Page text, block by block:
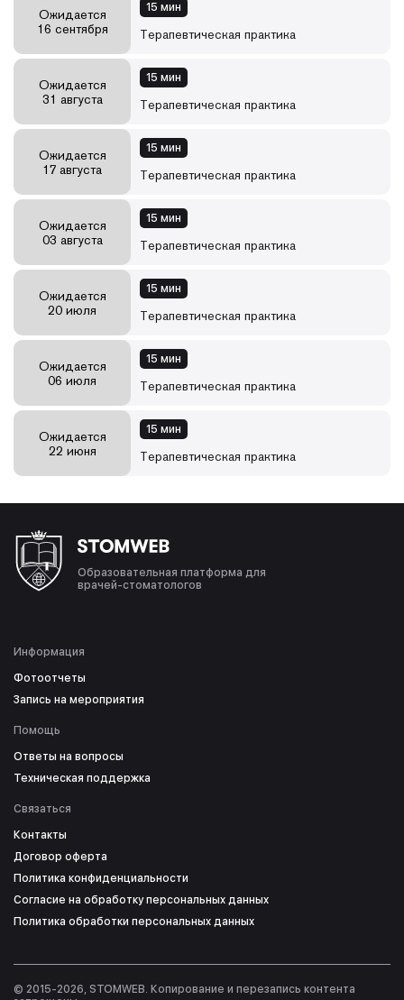
Ожидается
16 сентября
15 мин
Терапевтическая практика
Ожидается
31 августа
15 мин
Терапевтическая практика
Ожидается
17 августа
15 мин
Терапевтическая практика
Ожидается
03 августа
15 мин
Терапевтическая практика
Ожидается
20 июля
15 мин
Терапевтическая практика
Ожидается
06 июля
15 мин
Терапевтическая практика
Ожидается
22 июня
15 мин
Терапевтическая практика
Образовательная платформа для
врачей-стоматологов
Информация
Фотоотчеты
Запись на мероприятия
Помощь
Ответы на вопросы
Техническая поддержка
Связаться
Контакты
Договор оферта
Политика конфиденциальности
Согласие на обработку персональных данных
Политика обработки персональных данных
© 2015-2026, STOMWEB. Копирование и перезапись контента